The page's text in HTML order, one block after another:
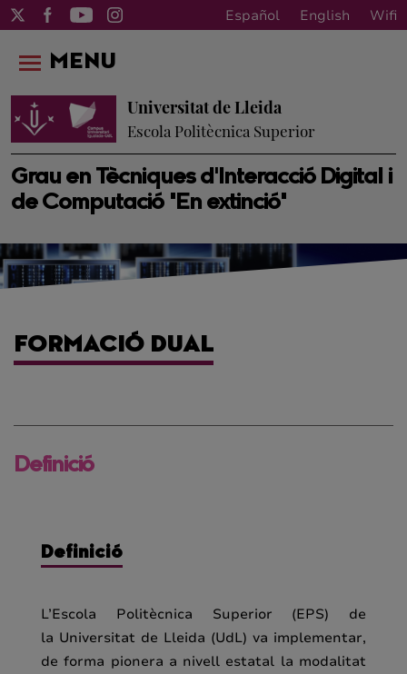
Español English Wifi
Grau en Tècniques d'Interacció Digital i
de Computació "En extinció"
Universitat de Lleida
Escola Politècnica Superior
MENU
FORMACIÓ DUAL
Definició
Definició
L’Escola Politècnica Superior (EPS) de
la Universitat de Lleida (UdL) va implementar,
de forma pionera a nivell estatal la modalitat